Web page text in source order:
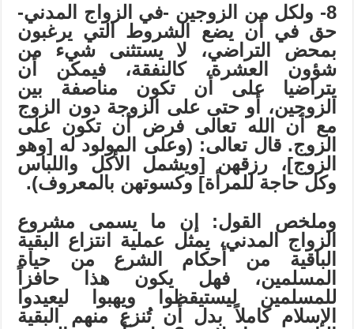
8- ولكل من الزوجين -في الزواج المدني-
حق في أن يضع الشروط التي يرغبون
بمحض التراضي، لا يستثنى شيء من
شؤون العشرة، كالنفقة، فيمكن أن
يتراضيا على أن تكون مناصفة بين
الزوجين، أو حتى على الزوجة دون الزوج
مع أن الله تعالى فرض أن تكون على
الزوج. قال تعالى: (وعلى المولود له [وهو
الزوج]، رزقهن [ويشمل الأكل واللباس
وكل حاجة للمرأة] وكسوتهن بالمعروف).
وملخص القول: إن ما يسمى مشروع
الزواج المدني، يمثل عملية انتزاع البقية
الباقية من أحكام الشرع من حياة
المسلمين، فهل يكون هذا حافزاً
للمسلمين ليستيقظوا ويهبوا ليعيدوا
الإسلام كاملاً بدل أن تُنزعمنهم البقية